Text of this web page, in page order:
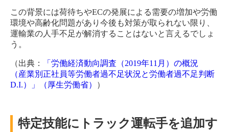
この背景には荷待ちやECの発展による需要の増加や労働
環境や高齢化問題があり今後も対策が取られない限り、
運輸業の人手不足が解消することはないと言えるでしょ
う。
（出典：
「労働経済動向調査（2019年11月）の概況
（産業別正社員等労働者過不足状況と労働者過不足判断
D.I.）」（厚生労働省）
）
特定技能にトラック運転手を追加す